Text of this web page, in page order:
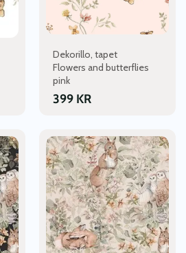
Dekorillo, tapet
Flowers and butterflies
pink
399 KR